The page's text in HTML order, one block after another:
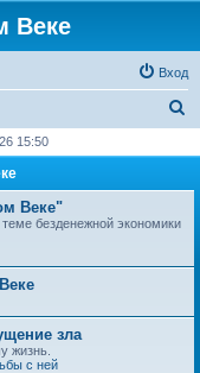
Веке
Вход
с
15:50
Веке"
безденежной экономики
зла
жизнь.
с ней